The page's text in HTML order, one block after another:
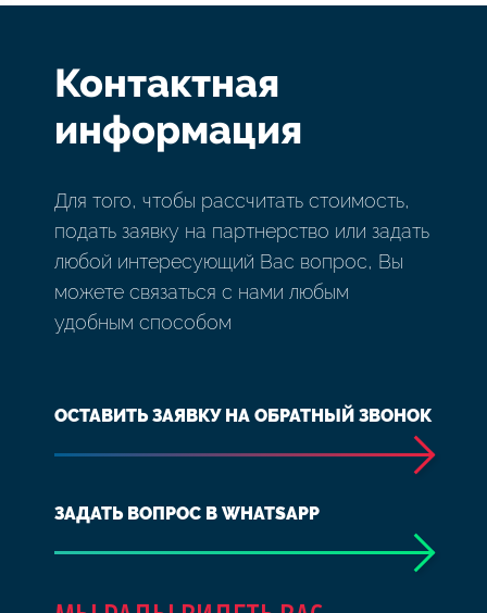
Контактная
информация
Для того, чтобы рассчитать стоимость,
подать заявку на партнерство или задать
любой интересующий Вас вопрос, Вы
можете связаться с нами любым
удобным способом
ОСТАВИТЬ ЗАЯВКУ НА ОБРАТНЫЙ ЗВОНОК
ЗАДАТЬ ВОПРОС В WHATSAPP